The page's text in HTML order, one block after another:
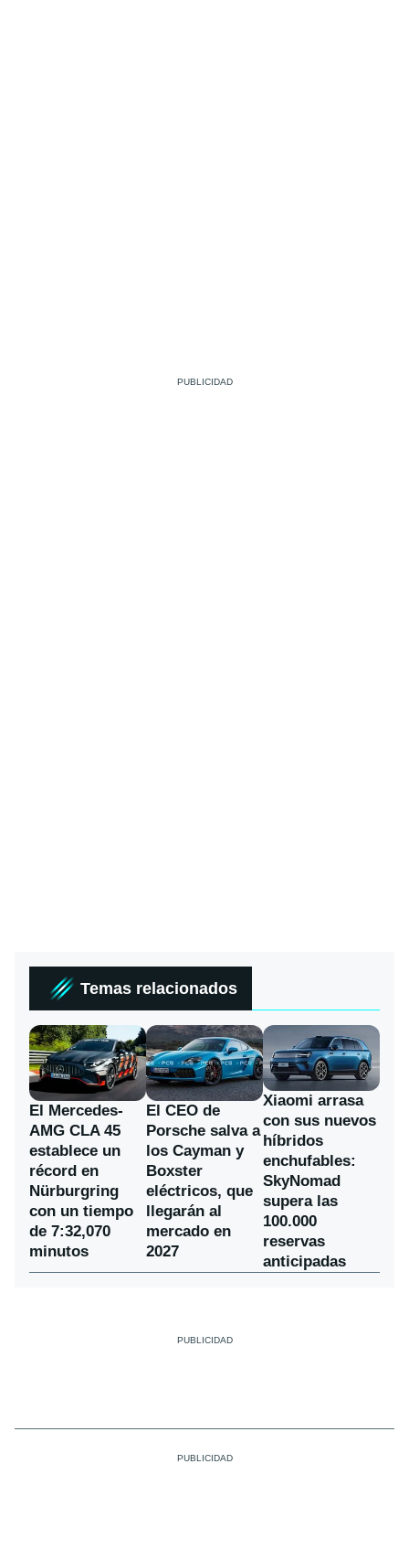
Temas relacionados
El Mercedes-
AMG CLA 45
establece un
récord en
Nürburgring
con un tiempo
de 7:32,070
minutos
El CEO de
Porsche salva a
los Cayman y
Boxster
eléctricos, que
llegarán al
mercado en
2027
Xiaomi arrasa
con sus nuevos
híbridos
enchufables:
SkyNomad
supera las
100.000
reservas
anticipadas